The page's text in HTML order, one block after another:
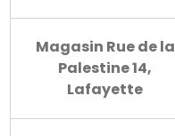
Magasin Rue de la
Palestine 14,
Lafayette